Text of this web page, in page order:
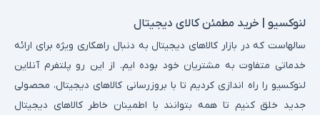
لنوکسیو | خرید مطمئن کالای دیجیتال
سالهاست که در بازار کالاهای دیجیتال به دنبال راهکاری ویژه برای ارائه
خدماتی متفاوت به مشتریان خود بوده ایم. از این رو پلتفرم آنلاین
لنوکسیو را راه اندازی کردیم تا با بروزرسانی کالاهای دیجیتال، محصولی
جدید خلق کنیم تا همه بتوانند با اطمینان خاطر کالاهای دیجیتال